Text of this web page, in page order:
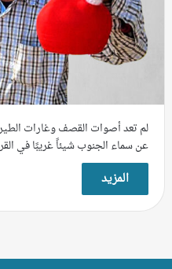
لم تعد أصوات القصف وغارات
عن سماء الجنوب شيئاً غريبًا في
المزيد